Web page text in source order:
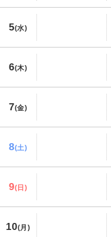
5(水)
6(木)
7(金)
8(土)
9(日)
10(月)